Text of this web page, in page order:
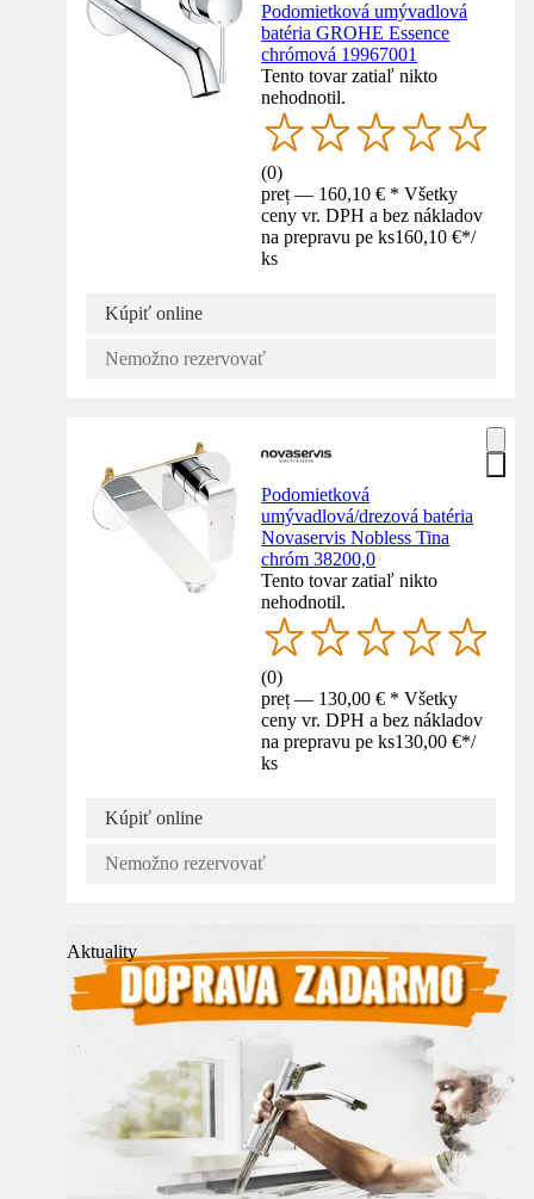
Podomietková umývadlová
batéria GROHE Essence
chrómová 19967001
Tento tovar zatiaľ nikto
nehodnotil.
(0)
preț — 160,10 € * Všetky
ceny vr. DPH a bez nákladov
na prepravu pe ks160,10 €*/
ks
Kúpiť online
Nemožno rezervovať
Podomietková
umývadlová/drezová batéria
Novaservis Nobless Tina
chróm 38200,0
Tento tovar zatiaľ nikto
nehodnotil.
(0)
preț — 130,00 € * Všetky
ceny vr. DPH a bez nákladov
na prepravu pe ks130,00 €*/
ks
Kúpiť online
Nemožno rezervovať
Aktuality